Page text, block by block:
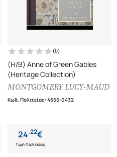
(0)
(H/B) Anne of Green Gables
(Heritage Collection)
MONTGOMERY LUCY-MAUD
Κωδ. Πολιτείας:4655-0432
24.22€
Τιμή Πολιτείας